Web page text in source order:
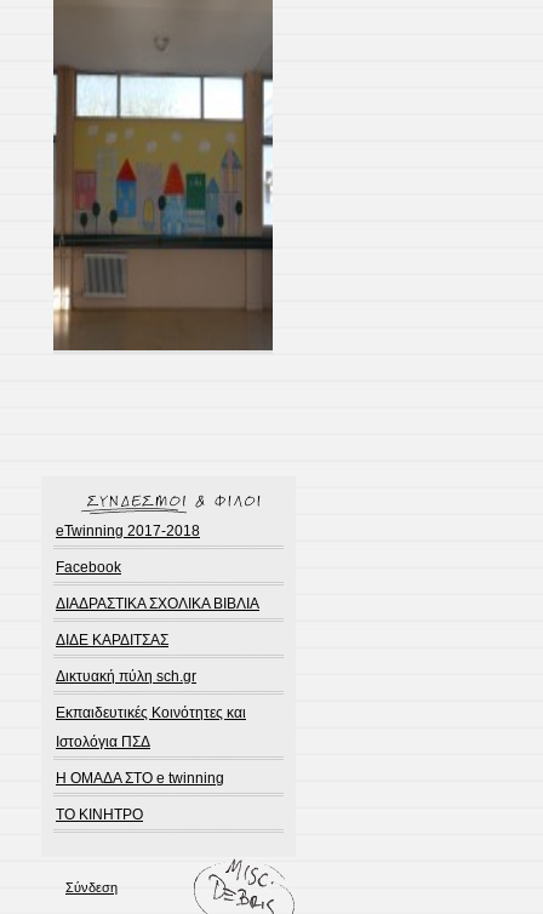
eTwinning 2017-2018
Facebook
ΔΙΑΔΡΑΣΤΙΚΑ ΣΧΟΛΙΚΑ ΒΙΒΛΙΑ
ΔΙΔΕ ΚΑΡΔΙΤΣΑΣ
Δικτυακή πύλη sch.gr
Εκπαιδευτικές Κοινότητες και
Ιστολόγια ΠΣΔ
Η ΟΜΑΔΑ ΣΤΟ e twinning
ΤΟ ΚΙΝΗΤΡΟ
Σύνδεση